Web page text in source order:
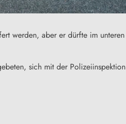
werden, aber er dürfte im
sich mit der